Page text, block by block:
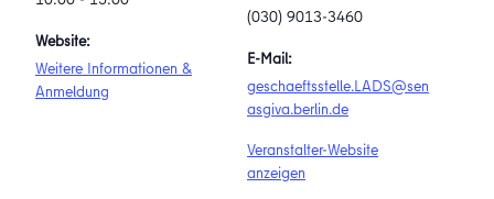
Website:
Weitere Informationen &
Anmeldung
(030) 9013-3460
E-Mail:
geschaeftsstelle.LADS@sen
asgiva.berlin.de
Veranstalter-Website
anzeigen